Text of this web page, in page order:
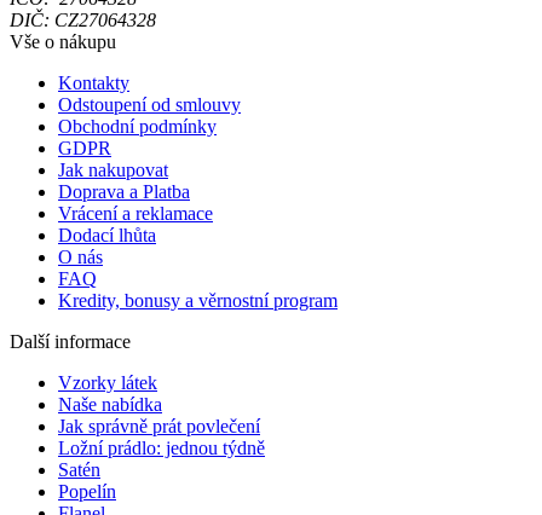
DIČ: CZ27064328
Vše o nákupu
Kontakty
Odstoupení od smlouvy
Obchodní podmínky
GDPR
Jak nakupovat
Doprava a Platba
Vrácení a reklamace
Dodací lhůta
O nás
FAQ
Kredity, bonusy a věrnostní program
Další informace
Vzorky látek
Naše nabídka
Jak správně prát povlečení
Ložní prádlo: jednou týdně
Satén
Popelín